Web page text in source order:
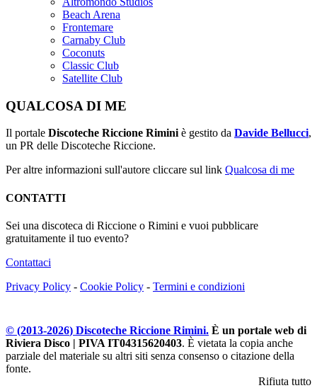
Beach Arena
Frontemare
Carnaby Club
Coconuts
Classic Club
Satellite Club
QUALCOSA DI ME
Il portale Discoteche Riccione Rimini è gestito da Davide Bellucci,
un PR delle Discoteche Riccione.
Per altre informazioni sull'autore cliccare sul link Qualcosa di me
CONTATTI
Sei una discoteca di Riccione o Rimini e vuoi pubblicare
gratuitamente il tuo evento?
Contattaci
Privacy Policy - Cookie Policy - Termini e condizioni
© (2013-2026) Discoteche Riccione Rimini. È un portale web di
Riviera Disco | PIVA IT04315620403. È vietata la copia anche
parziale del materiale su altri siti senza consenso o citazione della
fonte.
Rifiuta tutto